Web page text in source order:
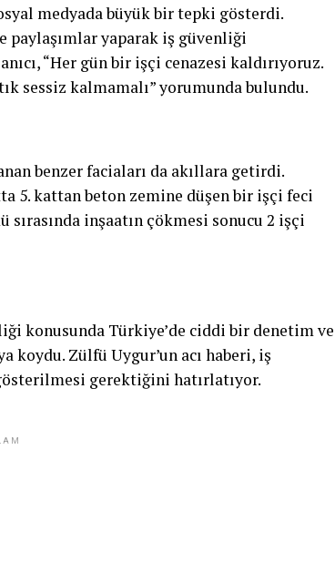
medyada büyük bir tepki gösterdi.
paylaşımlar yaparak iş güvenliği
“Her gün bir işçi cenazesi kaldırıyoruz.
sessiz kalmamalı” yorumunda bulundu.
benzer faciaları da akıllara getirdi.
5. kattan beton zemine düşen bir işçi feci
inşaatın çökmesi sonucu 2 işçi
konusunda Türkiye’de ciddi bir denetim ve
Zülfü Uygur’un acı haberi, iş
gerektiğini hatırlatıyor.